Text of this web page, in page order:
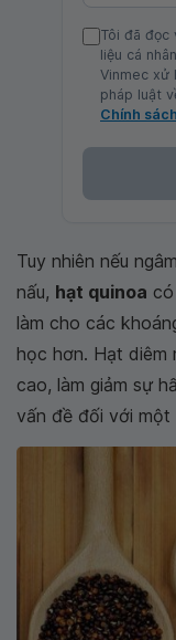
Tôi đã đọc
liệu cá
Vinmec xử
pháp luật
Chính
Tuy nhiên nếu
nấu, hạt quinoa
làm cho các
học hơn. Hạt diêm
cao, làm giảm sự
vấn đề đối với một